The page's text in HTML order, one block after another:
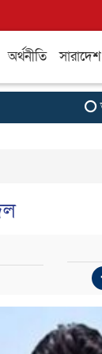
অর্থনীতি সারাদেশ